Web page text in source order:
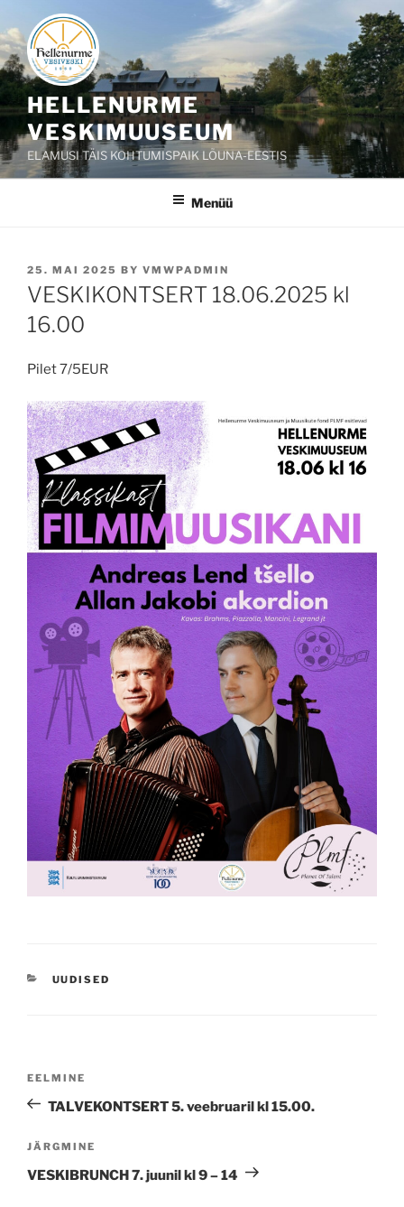
sisu
juurde
HELLENURME
VESKIMUUSEUM
ELAMUSI TÄIS KOHTUMISPAIK LÕUNA-EESTIS
Menüü
POSTED
ON
25. MAI 2025 BY VMWPADMIN
VESKIKONTSERT 18.06.2025 kl
16.00
Pilet 7/5EUR
CATEGORIES
UUDISED
Previous
Post
EELMINE
TALVEKONTSERT 5. veebruaril kl 15.00.
Next
Post
JÄRGMINE
VESKIBRUNCH 7. juunil kl 9 – 14